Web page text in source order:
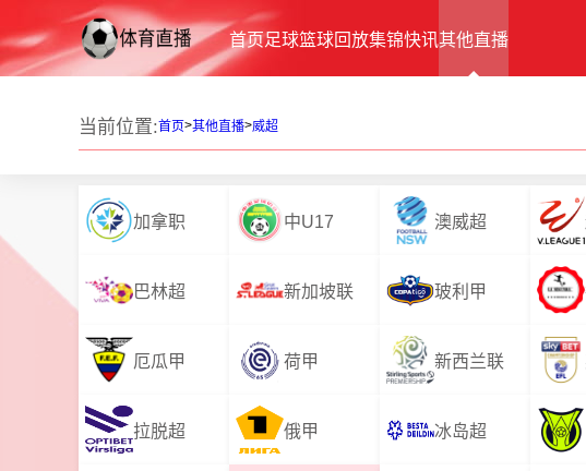
首页足球篮球回放集锦快讯其他直播
当前位置:首页>其他直播>威超
加拿职 中U17 澳威超
巴林超 新加坡联 玻利甲
厄瓜甲 荷甲 新西兰联
拉脱超 俄甲 冰岛超